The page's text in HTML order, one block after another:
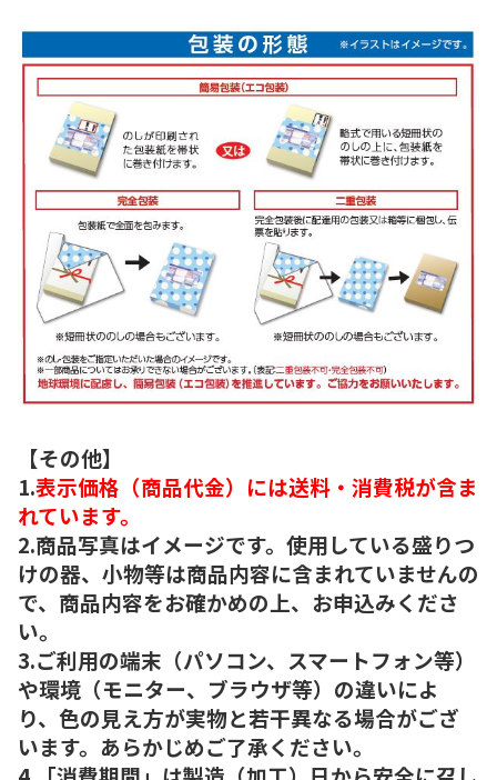
【その他】
1.表示価格（商品代金）には送料・消費税が含ま
れています。
2.商品写真はイメージです。使用している盛りつ
けの器、小物等は商品内容に含まれていませんの
で、商品内容をお確かめの上、お申込みくださ
い。
3.ご利用の端末（パソコン、スマートフォン等）
や環境（モニター、ブラウザ等）の違いによ
り、色の見え方が実物と若干異なる場合がござ
います。あらかじめご了承ください。